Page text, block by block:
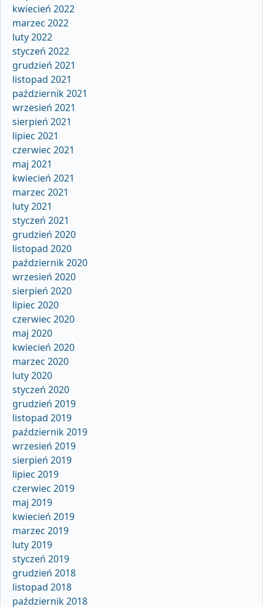
kwiecień 2022
marzec 2022
luty 2022
styczeń 2022
grudzień 2021
listopad 2021
październik 2021
wrzesień 2021
sierpień 2021
lipiec 2021
czerwiec 2021
maj 2021
kwiecień 2021
marzec 2021
luty 2021
styczeń 2021
grudzień 2020
listopad 2020
październik 2020
wrzesień 2020
sierpień 2020
lipiec 2020
czerwiec 2020
maj 2020
kwiecień 2020
marzec 2020
luty 2020
styczeń 2020
grudzień 2019
listopad 2019
październik 2019
wrzesień 2019
sierpień 2019
lipiec 2019
czerwiec 2019
maj 2019
kwiecień 2019
marzec 2019
luty 2019
styczeń 2019
grudzień 2018
listopad 2018
październik 2018